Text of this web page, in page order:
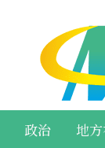
政治 地